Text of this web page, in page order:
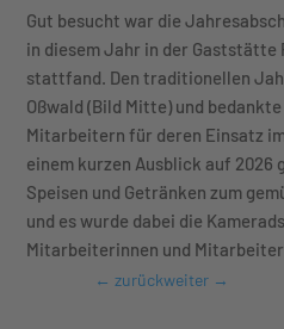
Gut besucht war die
in diesem Jahr in der Gaststätte
stattfand. Den traditionellen
Oßwald (Bild Mitte) und
Mitarbeitern für deren Einsatz
einem kurzen Ausblick auf 2026
Speisen und Getränken zum
und es wurde dabei die
Mitarbeiterinnen und
← zurückweiter→